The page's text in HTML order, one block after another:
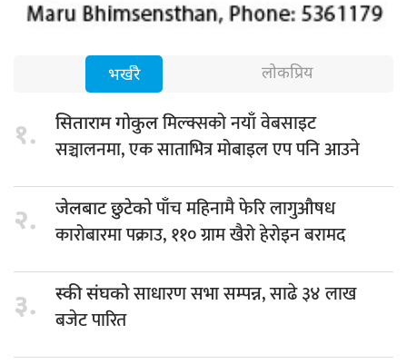
भर्खरै लोकप्रिय
१. सिताराम गोकुलमिल्क्सको नयाँ वेबसाइट
सञ्चालनमा, एक साताभित्र मोबाइल एप पनि आउने
२. जेलबाट छुटेकोपाँच महिनामै फेरि लागुऔषध
कारोबारमा पक्राउ, ११० ग्राम खैरो हेरोइन बरामद
३. स्की संघकोसाधारण सभा सम्पन्न, साढे ३४ लाख
बजेट पारित